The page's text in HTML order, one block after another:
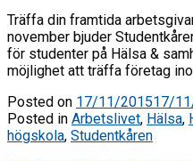
Träffa din framtida
november bjuder
för studenter på Hälsa &
möjlighet att träffa företag
Posted on 17/11/201517/
Posted in Arbetslivet, Hälsa,
högskola, Studentkåren